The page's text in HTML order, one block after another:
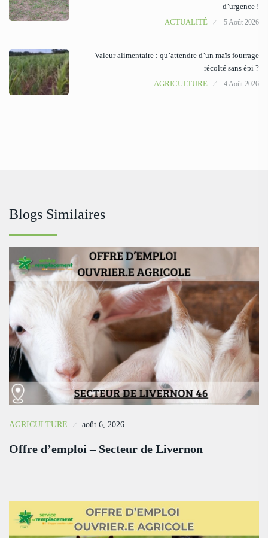
d’urgence !
ACTUALITÉ
5 Août 2026
Valeur alimentaire : qu’attendre d’un maïs fourrage
récolté sans épi ?
AGRICULTURE
4 Août 2026
Blogs Similaires
AGRICULTURE août 6, 2026
Offre d’emploi – Secteur de Livernon